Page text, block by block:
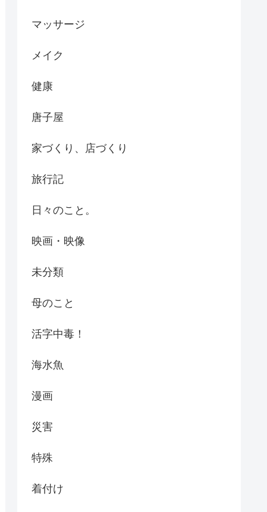
マッサージ
メイク
健康
唐子屋
家づくり、店づくり
旅行記
日々のこと。
映画・映像
未分類
母のこと
活字中毒！
海水魚
漫画
災害
特殊
着付け